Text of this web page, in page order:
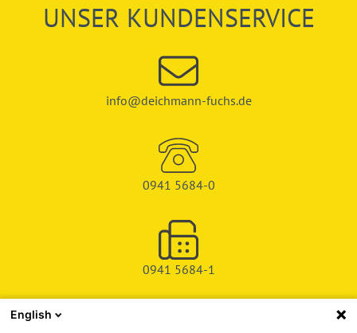
UNSER KUNDENSERVICE
info@deichmann-fuchs.de
0941 5684-0
0941 5684-1
SHOP
English